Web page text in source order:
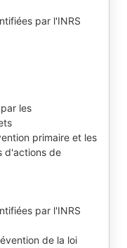
par l'INRS
les
primaire et les
d'actions de
par l'INRS
de la loi